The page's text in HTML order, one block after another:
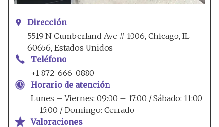
Dirección
5519 N Cumberland Ave # 1006, Chicago, IL
60656, Estados Unidos
Teléfono
+1 872-666-0880
Horario de atención
Lunes – Viernes: 09:00 – 17:00 / Sábado: 11:00
– 15:00 / Domingo: Cerrado
Valoraciones